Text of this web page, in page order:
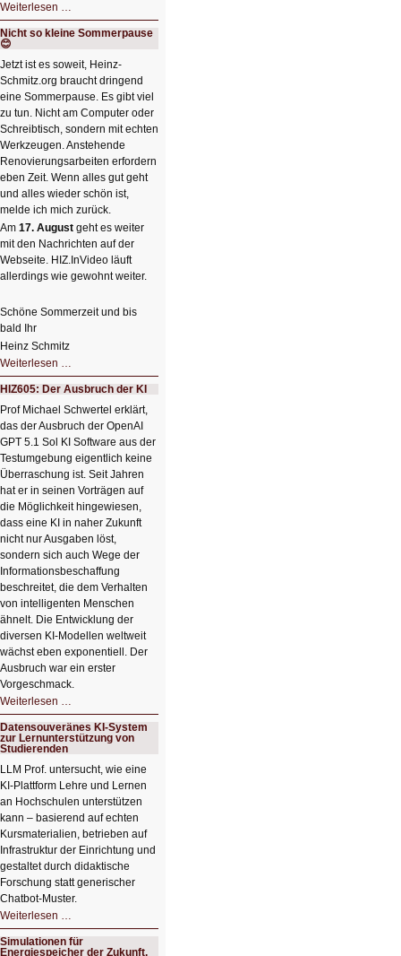
Weiterlesen …
Bildverschönerung
mit
einem
HIZ606:
Bildverschönerung
mit
einem
Klick
Nicht so kleine Sommerpause
😊
Jetzt ist es soweit, Heinz-
Schmitz.org braucht dringend
eine Sommerpause. Es gibt viel
zu tun. Nicht am Computer oder
Schreibtisch, sondern mit echten
Werkzeugen. Anstehende
Renovierungsarbeiten erfordern
eben Zeit. Wenn alles gut geht
und alles wieder schön ist,
melde ich mich zurück.
Am 17. August geht es weiter
mit den Nachrichten auf der
Webseite. HIZ.InVideo läuft
allerdings wie gewohnt weiter.
Schöne Sommerzeit und bis
bald Ihr
Heinz Schmitz
Weiterlesen …
so
kleine
Sommerpause
😊
HIZ605: Der Ausbruch der KI
Prof Michael Schwertel erklärt,
das der Ausbruch der OpenAI
GPT 5.1 Sol KI Software aus der
Testumgebung eigentlich keine
Überraschung ist. Seit Jahren
hat er in seinen Vorträgen auf
die Möglichkeit hingewiesen,
dass eine KI in naher Zukunft
nicht nur Ausgaben löst,
sondern sich auch Wege der
Informationsbeschaffung
beschreitet, die dem Verhalten
von intelligenten Menschen
ähnelt. Die Entwicklung der
diversen KI-Modellen weltweit
wächst eben exponentiell. Der
Ausbruch war ein erster
Vorgeschmack.
Weiterlesen …
Der
Ausbruch
der
KI
Datensouveränes KI-System
zur Lernunterstützung von
Studierenden
LLM Prof. untersucht, wie eine
KI‑Plattform Lehre und Lernen
an Hochschulen unterstützen
kann – basierend auf echten
Kursmaterialien, betrieben auf
Infrastruktur der Einrichtung und
gestaltet durch didaktische
Forschung statt generischer
Chatbot‑Muster.
Weiterlesen …
KI-
System
zur
Simulationen für
Energiespeicher der Zukunft.